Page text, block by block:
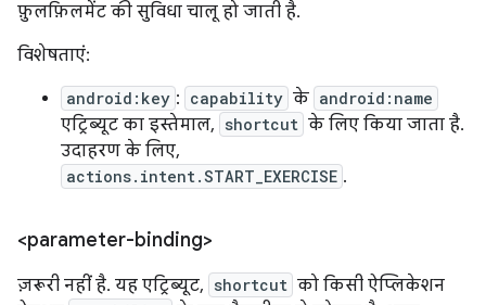
फ़ुलफ़िलमेंट की सुविधा चालू हो जाती है.
विशेषताएं:
android:key : capability के android:name
एट्रिब्यूट का इस्तेमाल, shortcut के लिए किया जाता है.
उदाहरण के लिए,
actions.intent.START_EXERCISE .
<parameter-binding>
ज़रूरी नहीं है. यह एट्रिब्यूट, shortcut को किसी ऐप्लिकेशन